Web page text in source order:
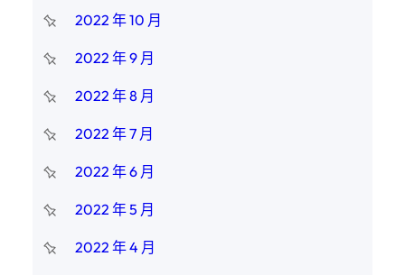
2022 年 10 月
2022 年 9 月
2022 年 8 月
2022 年 7 月
2022 年 6 月
2022 年 5 月
2022 年 4 月